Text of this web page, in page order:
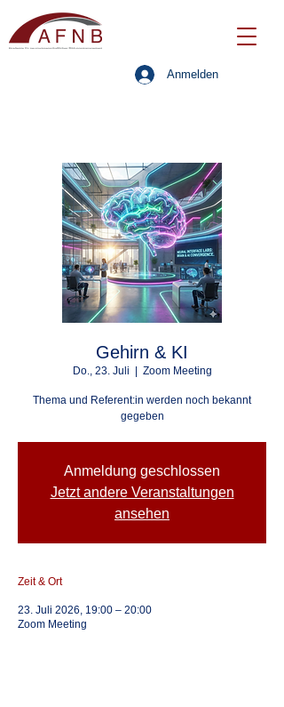
Anmelden
Gehirn & KI
Do., 23. Juli Zoom Meeting
Thema und Referent:in werden noch bekannt
gegeben
Anmeldung geschlossen
Jetzt andere Veranstaltungen
ansehen
Zeit & Ort
23. Juli 2026, 19:00 – 20:00
Zoom Meeting